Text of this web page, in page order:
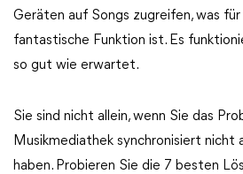
Geräten auf Songs zugreifen, was
fantastische Funktion ist. Es
so gut wie erwartet.
Sie sind nicht allein, wenn Sie das
Musikmediathek synchronisiert nicht
haben. Probieren Sie die 7 besten